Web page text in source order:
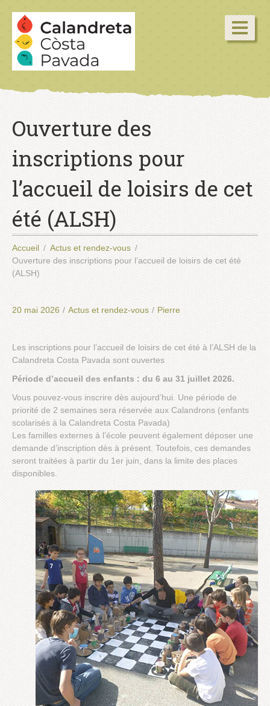
Ouverture des
inscriptions pour
l’accueil de loisirs de cet
été (ALSH)
Accueil
Actus et rendez-vous
Ouverture des inscriptions pour l’accueil de loisirs de cet été
(ALSH)
20 mai 2026 / Actus et rendez-vous / Pierre
Les inscriptions pour l’accueil de loisirs de cet été à l’ALSH de la
Calandreta Costa Pavada sont ouvertes
Période d’accueil des enfants : du 6 au 31 juillet 2026.
Vous pouvez-vous inscrire dès aujourd’hui. Une période de
priorité de 2 semaines sera réservée aux Calandrons (enfants
scolarisés à la Calandreta Costa Pavada)
Les familles externes à l’école peuvent également déposer une
demande d’inscription dès à présent. Toutefois, ces demandes
seront traitées à partir du 1er juin, dans la limite des places
disponibles.